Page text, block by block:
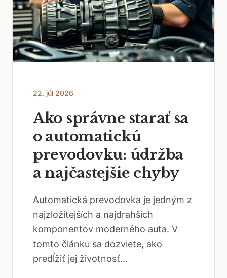
22. júl 2026
Ako správne starať sa
o automatickú
prevodovku: údržba
a najčastejšie chyby
Automatická prevodovka je jedným z
najzložitejších a najdrahších
komponentov moderného auta. V
tomto článku sa dozviete, ako
predĺžiť jej životnosť...